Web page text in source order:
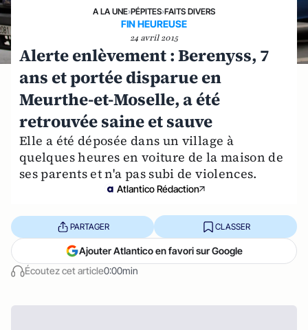
A LA UNE›PÉPITES›FAITS DIVERS
FIN HEUREUSE
24 avril 2015
Alerte enlèvement : Berenyss, 7
ans et portée disparue en
Meurthe-et-Moselle, a été
retrouvée saine et sauve
Elle a été déposée dans un village à
quelques heures en voiture de la maison de
ses parents et n'a pas subi de violences.
Atlantico Rédaction
Écoutez cet article0:00min
PARTAGER CLASSER
Ajouter Atlantico en favori sur Google